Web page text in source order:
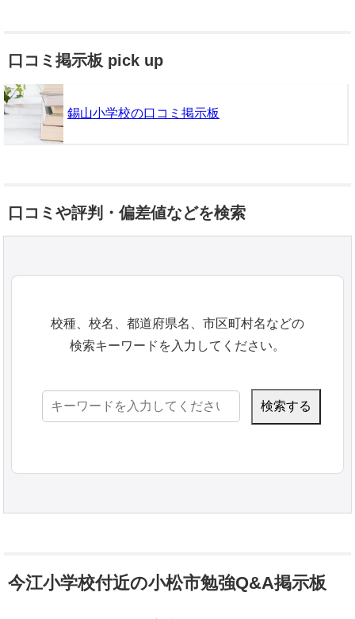
口コミ掲示板 pick up
錫山小学校の口コミ掲示板
口コミや評判・偏差値などを検索
校種、校名、都道府県名、市区町村名などの
検索キーワードを入力してください。
検
今江小学校付近の小松市勉強Q&A掲示板